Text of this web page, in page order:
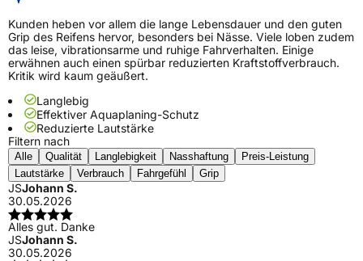
Kunden heben vor allem die lange Lebensdauer und den guten
Grip des Reifens hervor, besonders bei Nässe. Viele loben zudem
das leise, vibrationsarme und ruhige Fahrverhalten. Einige
erwähnen auch einen spürbar reduzierten Kraftstoffverbrauch.
Kritik wird kaum geäußert.
Langlebig
Effektiver Aquaplaning-Schutz
Reduzierte Lautstärke
Filtern nach
Alle Qualität Langlebigkeit Nasshaftung
Preis-Leistung
Lautstärke
Verbrauch Fahrgefühl Grip
JSJohann S.
30.05.2026
Alles gut. Danke
JSJohann S.
30.05.2026